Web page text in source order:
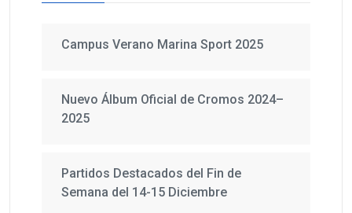
Campus Verano Marina Sport 2025
Nuevo Álbum Oficial de Cromos 2024–
2025
Partidos Destacados del Fin de
Semana del 14-15 Diciembre